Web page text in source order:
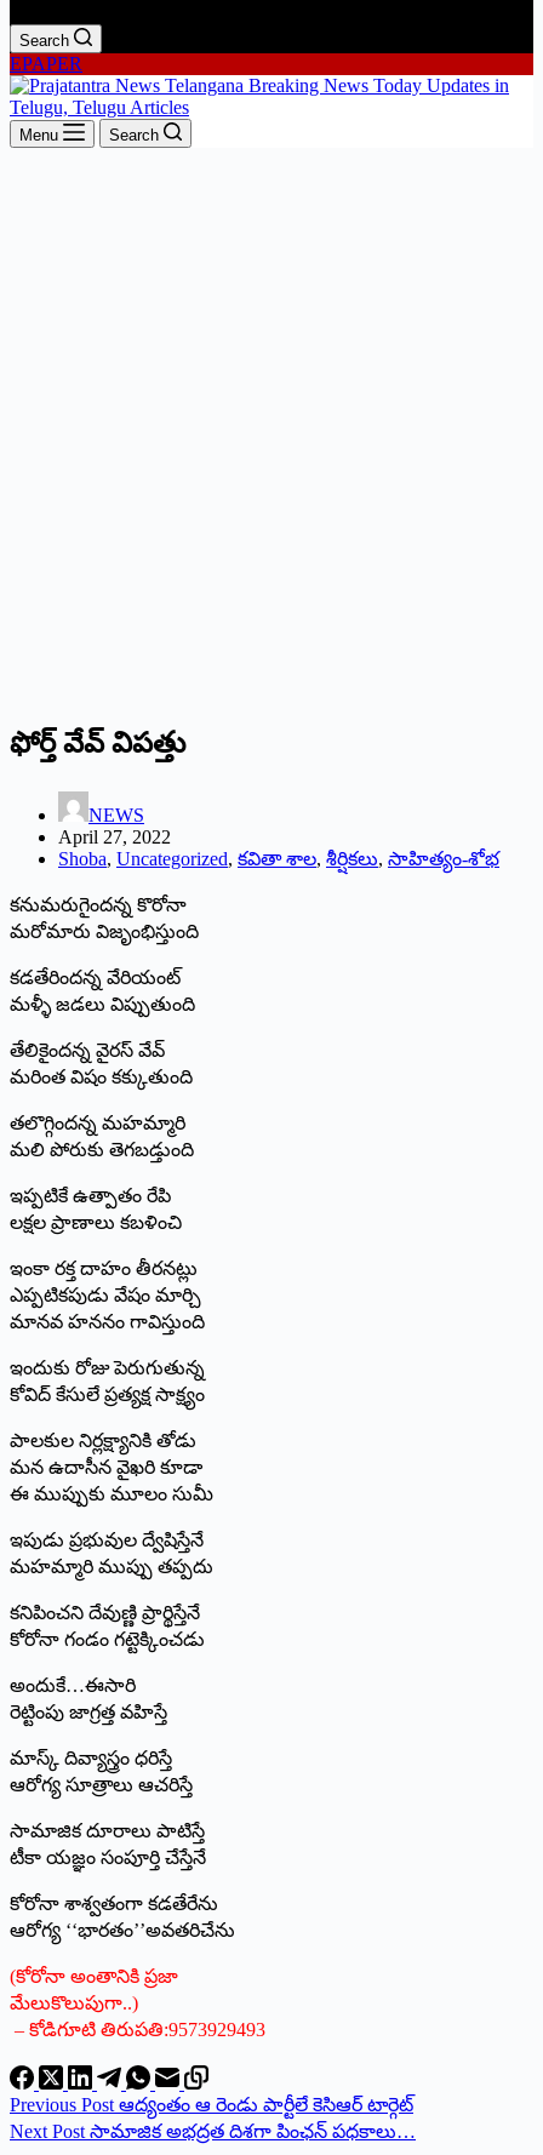
Search
EPAPER
Menu Search
ఫోర్త్ ‌వేవ్‌ ‌విపత్తు
NEWS
April 27, 2022
Shoba, Uncategorized, కవితా శాల, శీర్షికలు, సాహిత్యం-శోభ
కనుమరుగైందన్న కొరోనా
మరోమారు విజృంభిస్తుంది
కడతేరిందన్న వేరియంట్‌
‌మళ్ళీ జడలు విప్పుతుంది
తేలికైందన్న వైరస్‌ ‌వేవ్‌
‌మరింత విషం కక్కుతుంది
తలొగ్గిందన్న మహమ్మారి
మలి పోరుకు తెగబడ్తుంది
ఇప్పటికే ఉత్పాతం రేపి
లక్షల ప్రాణాలు కబళించి
ఇంకా రక్త దాహం తీరనట్లు
ఎప్పటికపుడు వేషం మార్చి
మానవ హననం గావిస్తుంది
ఇందుకు రోజు పెరుగుతున్న
కోవిద్‌ ‌కేసులే ప్రత్యక్ష సాక్ష్యం
పాలకుల నిర్లక్ష్యానికి తోడు
మన ఉదాసీన వైఖరి కూడా
ఈ ముప్పుకు మూలం సుమీ
ఇపుడు ప్రభువుల ద్వేషిస్తేనే
మహమ్మారి ముప్పు తప్పదు
కనిపించని దేవుణ్ణి ప్రార్థిస్తేనే
కోరోనా గండం గట్టెక్కించడు
అందుకే…ఈసారి
రెట్టింపు జాగ్రత్త వహిస్తే
మాస్క్ ‌దివ్యాస్త్రం ధరిస్తే
ఆరోగ్య సూత్రాలు ఆచరిస్తే
సామాజిక దూరాలు పాటిస్తే
టీకా యజ్ఞం సంపూర్తి చేస్తేనే
కోరోనా శాశ్వతంగా కడతేరేను
ఆరోగ్య ‘‘భారతం’’అవతరిచేను
(కోరోనా అంతానికి ప్రజా
మేలుకొలుపుగా..)
– కోడిగూటి తిరుపతి:9573929493
Previous Post ఆద్యంతం ఆ రెండు పార్టీలే కెసిఆర్‌ ‌టార్గెట్‌
Next Post సామాజిక అభద్రత దిశగా పింఛన్‌ ‌పధకాలు…